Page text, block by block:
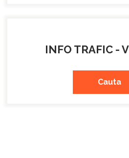
INFO TRAFIC -
Cauta